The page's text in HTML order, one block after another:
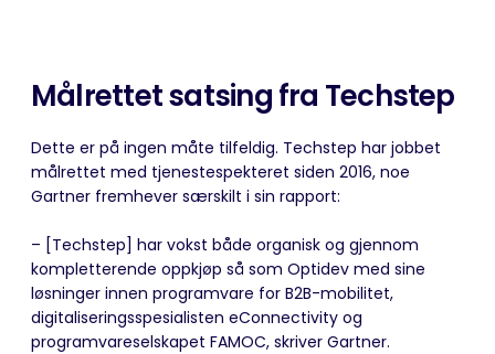
Målrettet satsing fra Techstep
Dette er på ingen måte tilfeldig. Techstep har jobbet
målrettet med tjenestespekteret siden 2016, noe
Gartner fremhever særskilt i sin rapport:
– [Techstep] har vokst både organisk og gjennom
kompletterende oppkjøp så som Optidev med sine
løsninger innen programvare for B2B-mobilitet,
digitaliseringsspesialisten eConnectivity og
programvareselskapet FAMOC, skriver Gartner.